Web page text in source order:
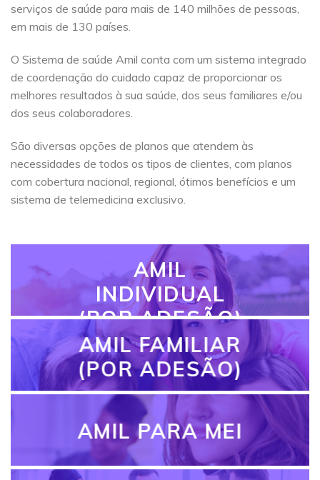
serviços de saúde para mais de 140 milhões de pessoas,
em mais de 130 países.
O Sistema de saúde Amil conta com um sistema integrado
de coordenação do cuidado capaz de proporcionar os
melhores resultados à sua saúde, dos seus familiares e/ou
dos seus colaboradores.
São diversas opções de planos que atendem às
necessidades de todos os tipos de clientes, com planos
com cobertura nacional, regional, ótimos benefícios e um
sistema de telemedicina exclusivo.
AMIL
INDIVIDUAL
(POR ADESÃO)
AMIL FAMILIAR
(POR ADESÃO)
AMIL PARA MEI